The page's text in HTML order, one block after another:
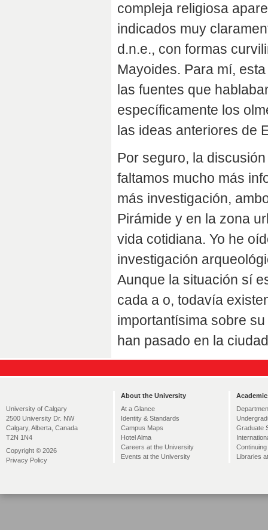
compleja religiosa
indicados muy
d.n.e., con formas
Mayoides. Para mí,
las fuentes que
específicamente los
las ideas anteriores de
Por seguro, la
faltamos mucho más
más investigación,
Pirámide y en la zona
vida cotidiana. Yo he
investigación
Aunque la situación sí
cada a o, todavía
importantísima sobre
han pasado en la
University of Calgary
2500 University Dr. NW
Calgary, Alberta, Canada
T2N 1N4
Copyright © 2026
Privacy Policy
About the University
At a Glance
Identity & Standards
Campus Maps
Hotel Alma
Careers at the University
Events at the University
Graduate
Libraries